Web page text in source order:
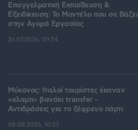
Επαγγελματική Εκπαίδευση &
Εξειδίκευση: Το Mοντέλο που σε Bάζει
στην Aγορά Eργασίας
26.07.2026, 09:54
Μύκονος: Ιταλοί τουρίστες έκαναν
«κλαμπ» βανάκι transfer -
Αντιδράσεις για το ξέφρενο πάρτι
08.08.2026, 10:57